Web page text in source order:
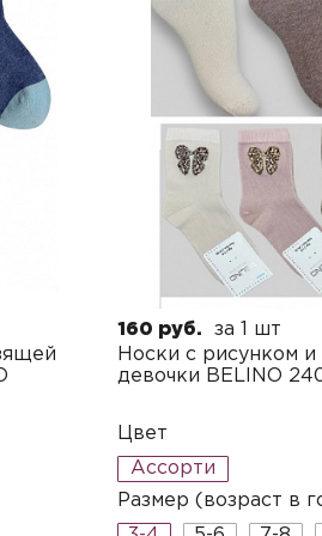
160 руб.
за 1 шт
Носки с рисунком и
девочки BELINO
Цвет
Ассорти
Размер (возраст в